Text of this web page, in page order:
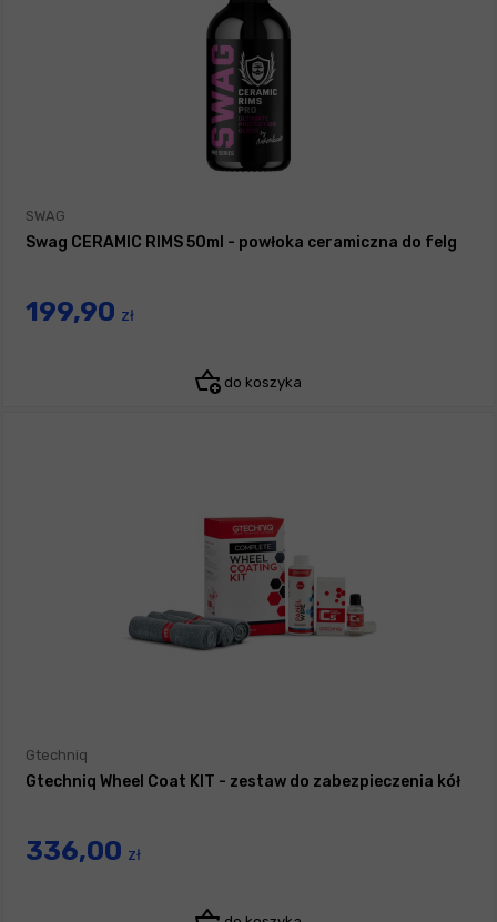
SWAG
Swag CERAMIC RIMS 50ml - powłoka ceramiczna do felg
199,90 zł
do koszyka
Gtechniq
Gtechniq Wheel Coat KIT - zestaw do zabezpieczenia kół
336,00 zł